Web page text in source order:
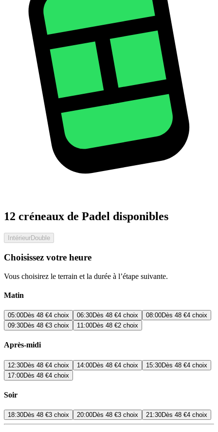
12 créneaux de Padel disponibles
IntérieurDouble
Choisissez votre heure
Vous choisirez le terrain et la durée à l’étape suivante.
Matin
05:00Dès 48 €4 choix 06:30Dès 48 €4 choix 08:00Dès 48 €4 choix
09:30Dès 48 €3 choix 11:00Dès 48 €2 choix
Après-midi
12:30Dès 48 €4 choix 14:00Dès 48 €4 choix 15:30Dès 48 €4 choix
17:00Dès 48 €4 choix
Soir
18:30Dès 48 €3 choix 20:00Dès 48 €3 choix 21:30Dès 48 €4 choix